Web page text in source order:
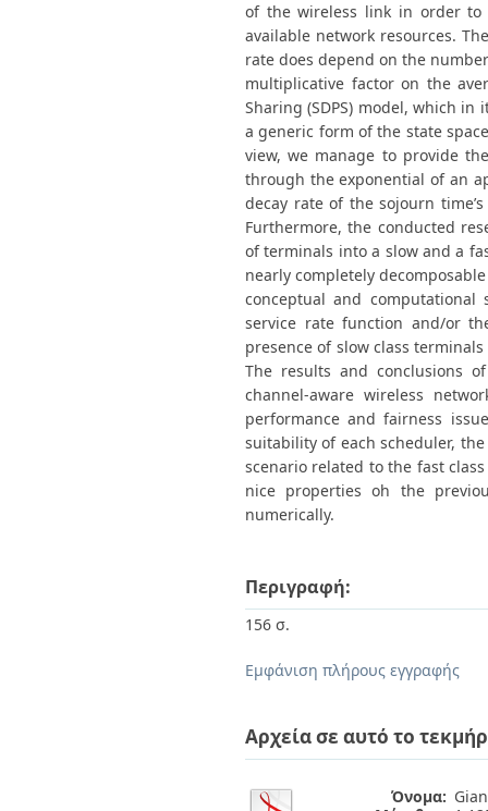
of the wireless link in order
available network resources.
rate does depend on the
multiplicative factor on the
Sharing (SDPS) model, which
a generic form of the state
view, we manage to provide
through the exponential of an
decay rate of the sojourn
Furthermore, the conducted
of terminals into a slow and a
nearly completely
conceptual and
service rate function and/or
presence of slow class
The results and conclusions
channel-aware wireless
performance and fairness
suitability of each scheduler,
scenario related to the fast
nice properties oh the
numerically.
Περιγραφή:
156 σ.
Εμφάνιση πλήρους εγγραφής
Αρχεία σε αυτό το
Όνομα: